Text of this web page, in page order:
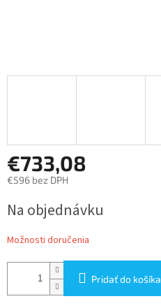
€733,08
€596 bez DPH
cena:
Na objednávku
Možnosti doručenia
Pridať do košíka